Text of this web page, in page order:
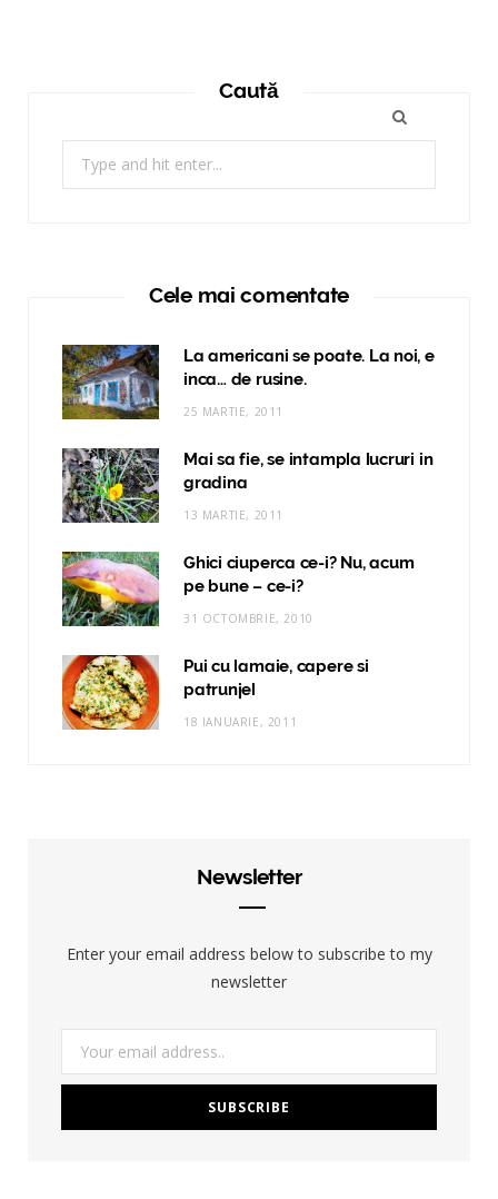
Caută
Cele mai comentate
La americani se poate. La noi, e
inca… de rusine.
25 MARTIE, 2011
Mai sa fie, se intampla lucruri in
gradina
13 MARTIE, 2011
Ghici ciuperca ce-i? Nu, acum
pe bune – ce-i?
31 OCTOMBRIE, 2010
Pui cu lamaie, capere si
patrunjel
18 IANUARIE, 2011
Newsletter
Enter your email address below to subscribe to my
newsletter